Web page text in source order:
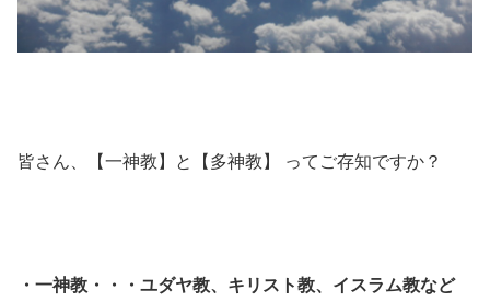
皆さん、【一神教】と【多神教】 ってご存知ですか？
・一神教・・・ユダヤ教、キリスト教、イスラム教など